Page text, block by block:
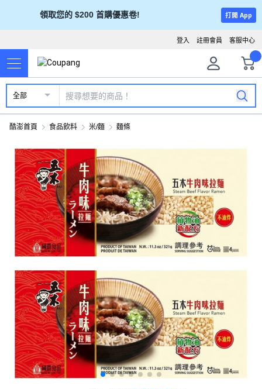
領取您的 $200 首購優惠卷! 打開 App
客服中心
註冊會員
登入
全部
酷澎首頁 食品飲料 米/麵 麵條